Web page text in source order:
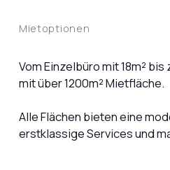
Mietoptionen
Vom Einzelbüro mit 18m²
mit über 1200m² Mietfläche.
Alle Flächen bieten eine
erstklassige Services und